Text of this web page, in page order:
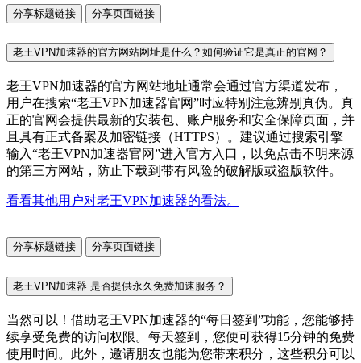
分享标题链接 分享页面链接
老王VPN加速器的官方网站网址是什么？如何验证它是真正的官网？
老王VPN加速器的官方网站地址通常会通过官方渠道发布，
用户在搜索“老王VPN加速器官网”时应特别注意辨别真伪。真
正的官网会提供最新的安装包、账户服务和安全保障页面，并
且具有正式备案及加密链接（HTTPS）。建议通过搜索引擎
输入“老王VPN加速器官网”进入官方入口，以免点击不明来源
的第三方网站，防止下载到带有风险的破解版或盗版软件。
看看其他用户对老王VPN加速器的看法。
分享标题链接 分享页面链接
老王VPN加速器 是否提供永久免费加速服务？
当然可以！借助老王VPN加速器的“每日签到”功能，您能够持
续享受免费的访问权限。每天签到，您便可获得15分钟的免费
使用时间。此外，邀请朋友也能为您带来积分，这些积分可以